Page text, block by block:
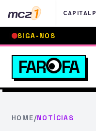
mcz1 CAPITAL
SIGA-NOS
FAR FA
HOME/NOTÍCIAS